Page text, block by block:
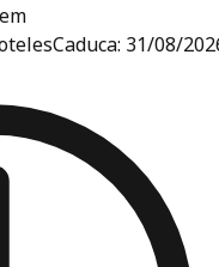
Caduca: 31/08/